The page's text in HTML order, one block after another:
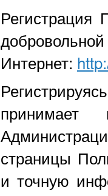
Регистрация
Интернет:
принимает
страницы
и точную